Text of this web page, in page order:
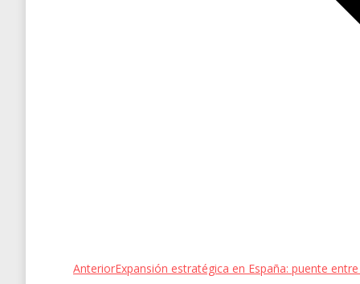
AnteriorEntrada
Expansión estratégica en España: puente